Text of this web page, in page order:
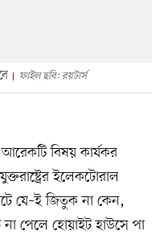
ফাইল ছবি: রয়টার্স
আরেকটি বিষয় কার্যকর
ইলেকটোরাল
যে–ই জিতুক না কেন,
পেলে হোয়াইট হাউসে পা